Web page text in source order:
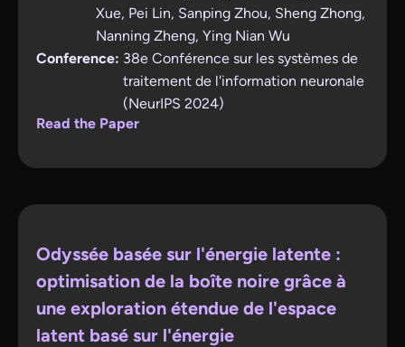
Xue, Pei Lin, Sanping Zhou, Sheng Zhong,
Nanning Zheng, Ying Nian Wu
Conference: 38e Conférence sur les systèmes de
traitement de l'information neuronale
(NeurIPS 2024)
Read the Paper
Odyssée basée sur l'énergie latente :
optimisation de la boîte noire grâce à
une exploration étendue de l'espace
latent basé sur l'énergie